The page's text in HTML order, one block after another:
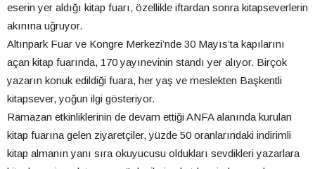
eserin yer aldığı kitap fuarı, özellikle iftardan sonra kitapseverlerin
akınına uğruyor.
Altınpark Fuar ve Kongre Merkezi’nde 30 Mayıs’ta kapılarını
açan kitap fuarında, 170 yayınevinin standı yer alıyor. Birçok
yazarın konuk edildiği fuara, her yaş ve meslekten Başkentli
kitapsever, yoğun ilgi gösteriyor.
Ramazan etkinliklerinin de devam ettiği ANFA alanında kurulan
kitap fuarına gelen ziyaretçiler, yüzde 50 oranlarındaki indirimli
kitap almanın yanı sıra okuyucusu oldukları sevdikleri yazarlara